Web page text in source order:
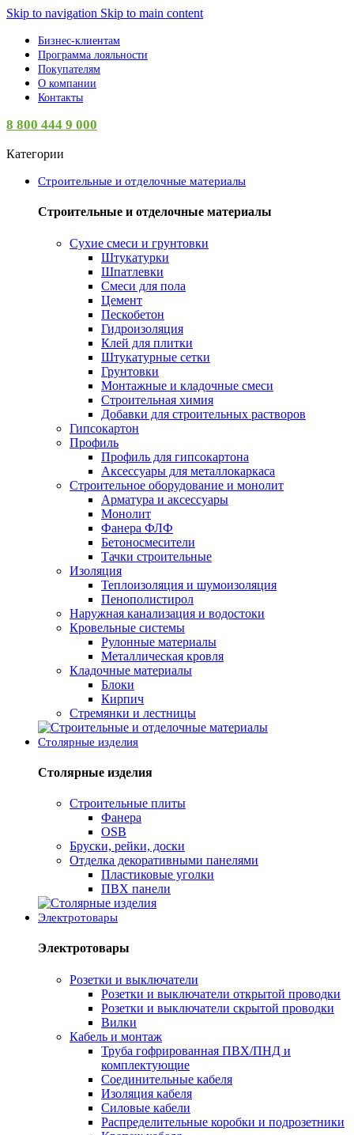
Skip to navigation Skip to main content
Бизнес-клиентам
Программа лояльности
Покупателям
О компании
Контакты
8 800 444 9 000
Категории
Строительные и отделочные материалы
Строительные и отделочные материалы
Сухие смеси и грунтовки
Штукатурки
Шпатлевки
Смеси для пола
Цемент
Пескобетон
Гидроизоляция
Клей для плитки
Штукатурные сетки
Грунтовки
Монтажные и кладочные смеси
Строительная химия
Добавки для строительных растворов
Гипсокартон
Профиль
Профиль для гипсокартона
Аксессуары для металлокаркаса
Строительное оборудование и монолит
Арматура и аксессуары
Монолит
Фанера ФЛФ
Бетоносмесители
Тачки строительные
Изоляция
Теплоизоляция и шумоизоляция
Пенополистирол
Наружная канализация и водостоки
Кровельные системы
Рулонные материалы
Металлическая кровля
Кладочные материалы
Блоки
Кирпич
Стремянки и лестницы
Столярные изделия
Столярные изделия
Строительные плиты
Фанера
OSB
Бруски, рейки, доски
Отделка декоративными панелями
Пластиковые уголки
ПВХ панели
Электротовары
Электротовары
Розетки и выключатели
Розетки и выключатели открытой проводки
Розетки и выключатели скрытой проводки
Вилки
Кабель и монтаж
Труба гофрированная ПВХ/ПНД и
комплектующие
Соединительные кабеля
Изоляция кабеля
Силовые кабели
Распределительные коробки и подрозетники